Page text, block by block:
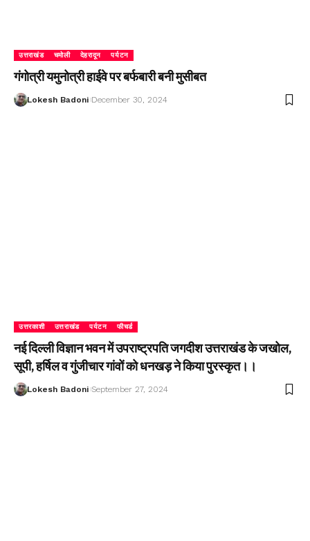
उत्तराखंड चमोली देहरादून पर्यटन
गंगोत्री यमुनोत्री हाईवे पर बर्फबारी बनी मुसीबत
Lokesh Badoni December 30, 2024
उत्तरकाशी उत्तराखंड पर्यटन फीचर्ड
नई दिल्ली विज्ञान भवन में उपराष्ट्रपति जगदीश उत्तराखंड के जखोल,
सूपी, हर्षिल व गुंजीचार गांवों को धनखड़ ने किया पुरस्कृत।।
Lokesh Badoni September 27, 2024